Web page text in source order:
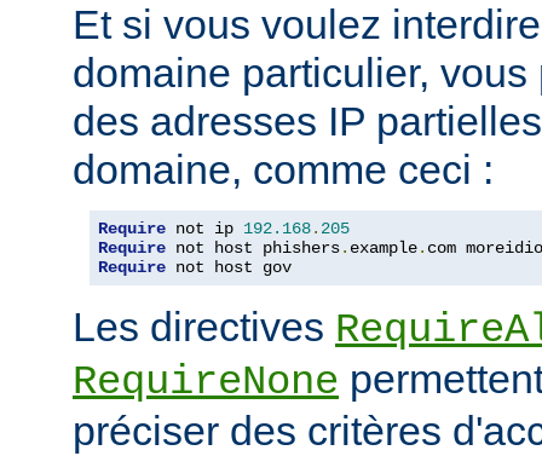
Et si vous voulez
domaine particulier,
des adresses IP
domaine, comme ceci :
Require not ip 192.168. 205
Require not host phishers. example. com
Require not host gov
Les directives
RequireNone
préciser des critères